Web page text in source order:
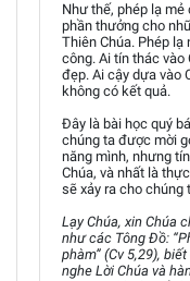
Như thế, phép lạ mẻ
phần thưởng cho
Thiên Chúa. Phép lạ
công. Ai tín thác vào
đẹp. Ai cậy dựa vào
không có kết quả.
Đây là bài học quý
chúng ta được mời
năng mình, nhưng
Chúa, và nhất là
sẽ xảy ra cho chúng
Lạy Chúa, xin Chúa
như các Tông Đồ:
phàm” (Cv 5,29),
nghe Lời Chúa và